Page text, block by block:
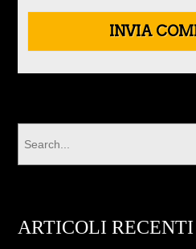
ARTICOLI RECENTI